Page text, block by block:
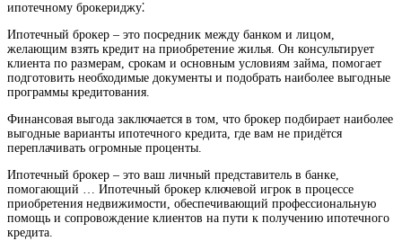
ипотечному брокериджу⁚
Ипотечный брокер – это посредник между банком и лицом,
желающим взять кредит на приобретение жилья. Он консультирует
клиента по размерам, срокам и основным условиям займа, помогает
подготовить необходимые документы и подобрать наиболее выгодные
программы кредитования.
Финансовая выгода заключается в том, что брокер подбирает наиболее
выгодные варианты ипотечного кредита, где вам не придётся
переплачивать огромные проценты.
Ипотечный брокер – это ваш личный представитель в банке,
помогающий … Ипотечный брокер ключевой игрок в процессе
приобретения недвижимости, обеспечивающий профессиональную
помощь и сопровождение клиентов на пути к получению ипотечного
кредита.